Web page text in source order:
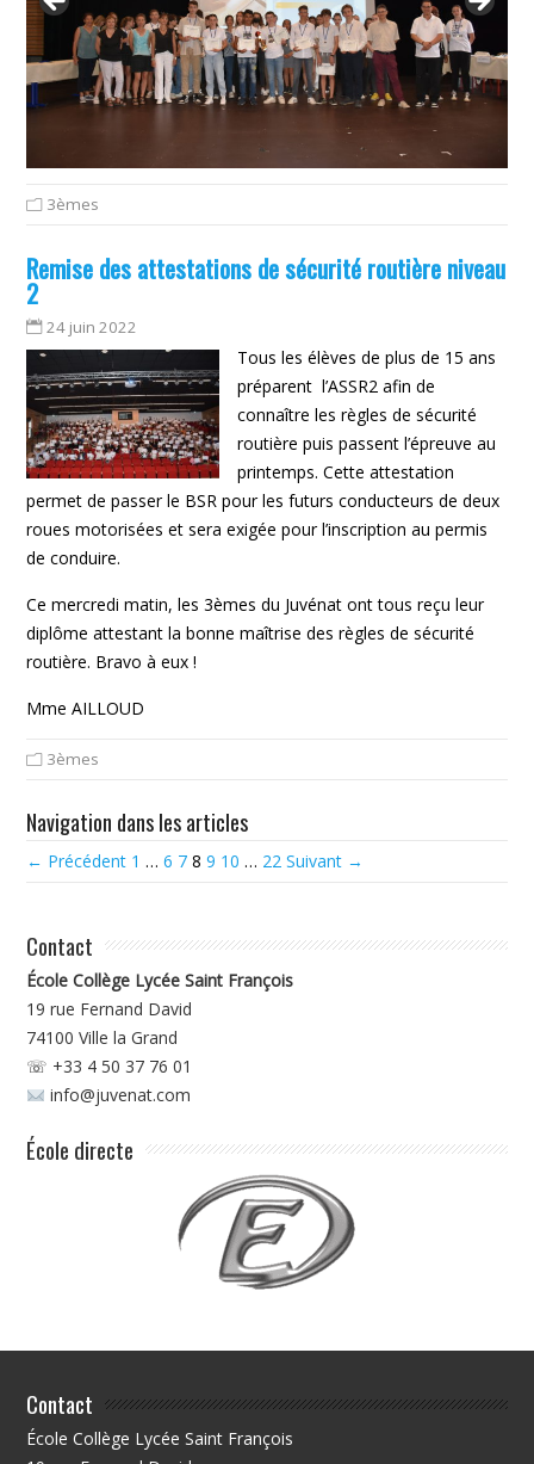
3èmes
Remise des attestations de sécurité routière niveau
2
24 juin 2022
Tous les élèves de plus de 15 ans
préparent l’ASSR2 afin de
connaître les règles de sécurité
routière puis passent l’épreuve au
printemps. Cette attestation
permet de passer le BSR pour les futurs conducteurs de deux
roues motorisées et sera exigée pour l’inscription au permis
de conduire.
Ce mercredi matin, les 3èmes du Juvénat ont tous reçu leur
diplôme attestant la bonne maîtrise des règles de sécurité
routière. Bravo à eux !
Mme AILLOUD
3èmes
Navigation dans les articles
← Précédent 1 … 6 7 8 9 10 … 22 Suivant →
Contact
École Collège Lycée Saint François
19 rue Fernand David
74100 Ville la Grand
☏ +33 4 50 37 76 01
info@juvenat.com
École directe
Contact
École Collège Lycée Saint François